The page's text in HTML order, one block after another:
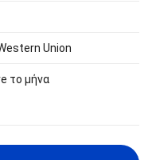
Union
το μήνα